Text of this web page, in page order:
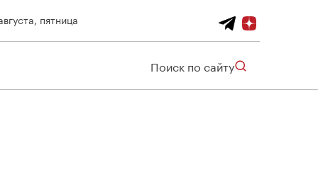
пятница
Поиск по сайту